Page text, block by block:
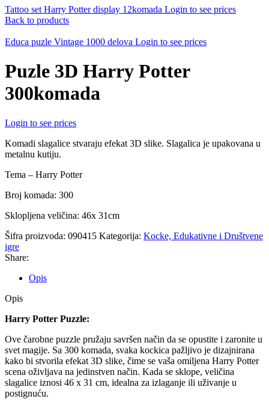
Tattoo set Harry Potter display 12komada Login to see prices
Back to products
Educa puzle Vintage 1000 delova Login to see prices
Puzle 3D Harry Potter
300komada
Login to see prices
Komadi slagalice stvaraju efekat 3D slike. Slagalica je upakovana u
metalnu kutiju.
Tema – Harry Potter
Broj komada: 300
Sklopljena veličina: 46x 31cm
Šifra proizvoda: 090415 Kategorija: Kocke, Edukativne i Društvene
igre
Share:
Opis
Opis
Harry Potter Puzzle:
Ove čarobne puzzle pružaju savršen način da se opustite i zaronite u
svet magije. Sa 300 komada, svaka kockica pažljivo je dizajnirana
kako bi stvorila efekat 3D slike, čime se vaša omiljena Harry Potter
scena oživljava na jedinstven način. Kada se sklope, veličina
slagalice iznosi 46 x 31 cm, idealna za izlaganje ili uživanje u
postignuću.